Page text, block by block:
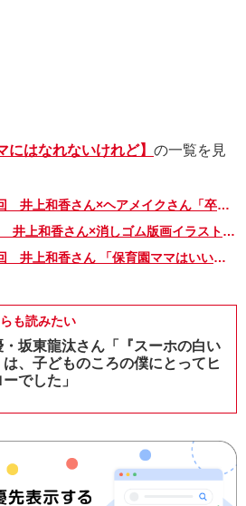
はなれないけれど】 の一覧を見
第10回 井上和香さん×ヘアメイクさん「卒園・入園・入学のセレモニーのための簡単＆華やかメイク」
第8回 井上和香さん×消しゴム版画イラストレーターさん「消しゴムはんこで、今年は気持ちが伝わる年賀状」
第16回 井上和香さん 「保育園ママはいい距離感で仲良くなれる大切な友達」
も読みたい
・坂東龍汰さん「『スーホの白い
は、子どものころの僕にとってヒ
でした」